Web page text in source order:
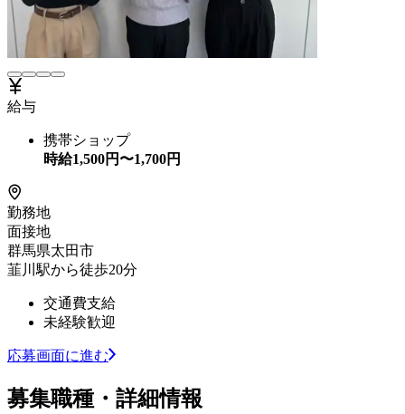
給与
携帯ショップ
時給1,500円〜1,700円
勤務地
面接地
群馬県太田市
韮川駅から徒歩20分
交通費支給
未経験歓迎
応募画面に進む
募集職種・詳細情報